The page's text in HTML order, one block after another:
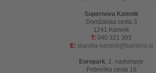
Supernova Kamnik
Domžalska cesta 3
1241 Kamnik
T: 040 321 303
E: qlandia-kamnik bambini.si
Europark
1. nadstropje
Pobreška cesta 18